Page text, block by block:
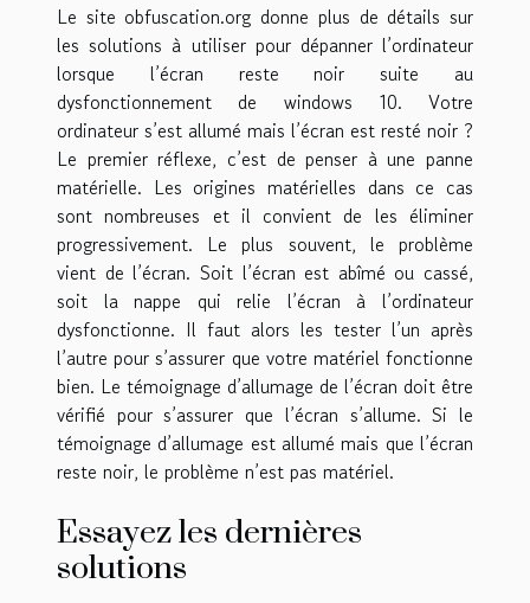
Le site obfuscation.org donne plus de détails sur
les solutions à utiliser pour dépanner l’ordinateur
lorsque l’écran reste noir suite au
dysfonctionnement de windows 10. Votre
ordinateur s’est allumé mais l’écran est resté noir ?
Le premier réflexe, c’est de penser à une panne
matérielle. Les origines matérielles dans ce cas
sont nombreuses et il convient de les éliminer
progressivement. Le plus souvent, le problème
vient de l’écran. Soit l’écran est abîmé ou cassé,
soit la nappe qui relie l’écran à l’ordinateur
dysfonctionne. Il faut alors les tester l’un après
l’autre pour s’assurer que votre matériel fonctionne
bien. Le témoignage d’allumage de l’écran doit être
vérifié pour s’assurer que l’écran s’allume. Si le
témoignage d’allumage est allumé mais que l’écran
reste noir, le problème n’est pas matériel.
Essayez les dernières
solutions